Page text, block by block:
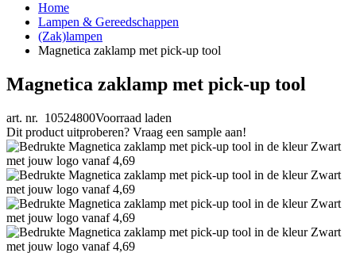
Home
Lampen & Gereedschappen
(Zak)lampen
Magnetica zaklamp met pick-up tool
Magnetica zaklamp met pick-up tool
art. nr. 10524800Voorraad laden
Dit product uitproberen? Vraag een sample aan!